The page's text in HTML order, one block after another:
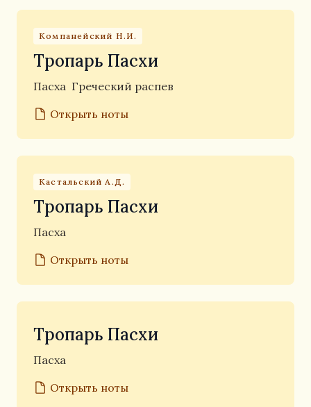
Компанейский Н.И.
Тропарь Пасхи
Пасха Греческий распев
Открыть ноты
Кастальский А.Д.
Тропарь Пасхи
Пасха
Открыть ноты
Тропарь Пасхи
Пасха
Открыть ноты